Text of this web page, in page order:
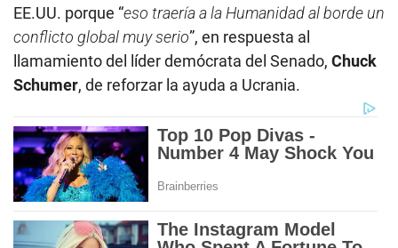
EE.UU. porque “eso traería a la Humanidad al borde un
conflicto global muy serio”, en respuesta al
llamamiento del líder demócrata del Senado, Chuck
Schumer, de reforzar la ayuda a Ucrania.